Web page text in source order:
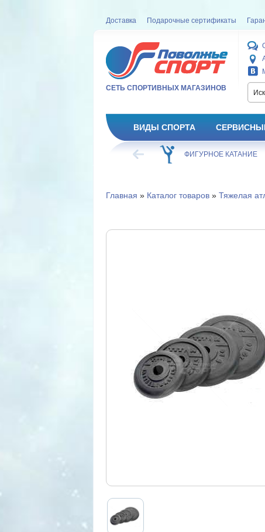
Доставка Подарочные сертификаты
СЕТЬ СПОРТИВНЫХ МАГАЗИНОВ
ВИДЫ СПОРТА
ХОККЕЙ ФИГУРНОЕ КАТАНИЕ
Главная » Каталог товаров» Тяжелая